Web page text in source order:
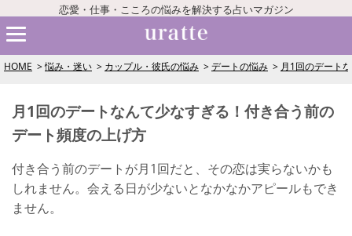
恋愛・仕事・こころの悩みを解決する占いマガジン
HOME 悩み・迷い カップル・彼氏の悩み デートの悩み 月1回のデート
月1回のデートなんて少なすぎる！付き合う前の
デート頻度の上げ方
付き合う前のデートが月1回だと、その恋は実らないかも
しれません。会える日が少ないとなかなかアピールもでき
ません。